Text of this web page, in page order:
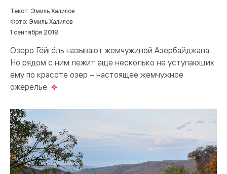
Текст: Эмиль Халилов
Фото: Эмиль Халилов
1 сентября 2018
Озеро Гёйгёль называют жемчужиной Азербайджана.
Но рядом с ним лежит еще несколько не уступающих
ему по красоте озер – настоящее жемчужное
ожерелье.